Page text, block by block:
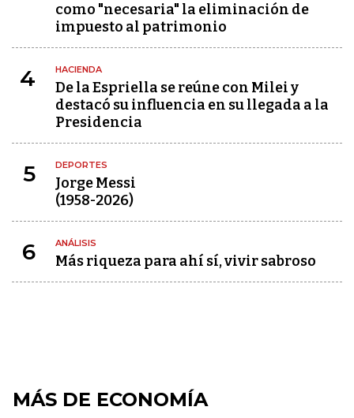
como "necesaria" la eliminación de
impuesto al patrimonio
4 HACIENDA
De la Espriella se reúne con Milei y
destacó su influencia en su llegada a la
Presidencia
5 DEPORTES
Jorge Messi
(1958-2026)
6 ANÁLISIS
Más riqueza para ahí sí, vivir sabroso
MÁS DE ECONOMÍA